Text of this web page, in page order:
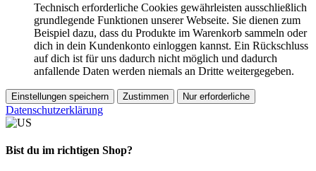
Technisch erforderliche Cookies gewährleisten ausschließlich
grundlegende Funktionen unserer Webseite. Sie dienen zum
Beispiel dazu, dass du Produkte im Warenkorb sammeln oder
dich in dein Kundenkonto einloggen kannst. Ein Rückschluss
auf dich ist für uns dadurch nicht möglich und dadurch
anfallende Daten werden niemals an Dritte weitergegeben.
Einstellungen speichern Zustimmen Nur erforderliche
Datenschutzerklärung
Bist du im richtigen Shop?